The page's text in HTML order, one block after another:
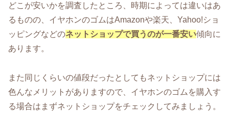
どこが安いかを調査したところ、時期によっては違いはあ
るものの、イヤホンのゴムはAmazonや楽天、Yahoo!ショ
ッピングなどのネットショップで買うのが一番安い傾向に
あります。
また同じくらいの値段だったとしてもネットショップには
色んなメリットがありますので、イヤホンのゴムを購入す
る場合はまずネットショップをチェックしてみましょう。